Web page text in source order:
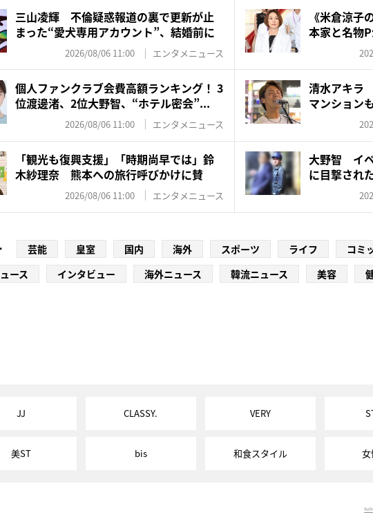
三山凌輝 不倫疑惑報道の裏で更新が止
まった“愛犬専用アカウント”、結婚前に
2026/08/06 11:00 エンタメニュース
《米倉涼子
本家と名物
個人ファンクラブ会費高額ランキング！ 3
位渡邊渚、2位大野智、“ホテル密会”...
2026/08/06 11:00 エンタメニュース
清水アキラ
マンション
「観光も復興支援」「時期尚早では」鈴
木紗理奈 熊本への旅行呼びかけに賛
2026/08/06 11:00 エンタメニュース
大野智 イ
に目撃され
芸能 皇室 国内 海外 スポーツ ライフ コミ
ース
インタビュー 海外ニュース 韓流ニュース 美容
JJ CLASSY. VERY
美ST bis 和食スタイル 女